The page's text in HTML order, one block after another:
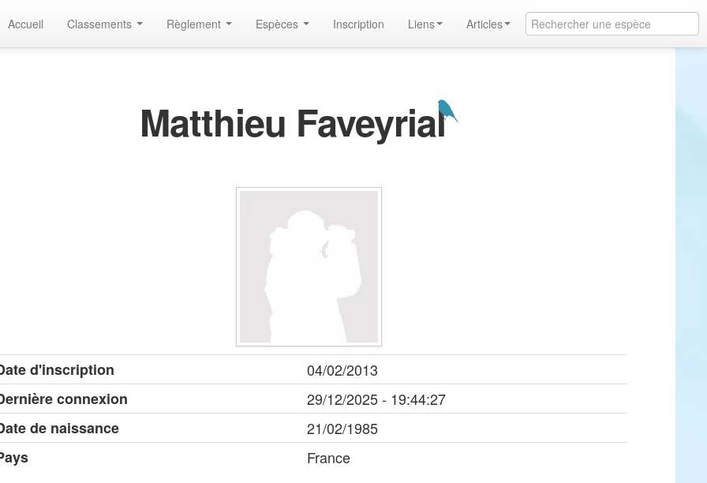
Accueil Classements Règlement Espèces Inscription Liens Articles
Matthieu Faveyrial
d'inscription
04/02/2013
connexion
29/12/2025 - 19:44:27
de naissance
21/02/1985
France